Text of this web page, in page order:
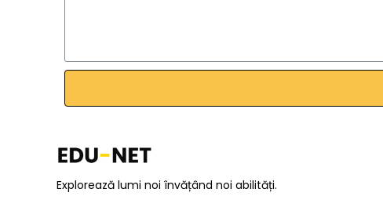
Explorează lumi noi învățând noi abilități.